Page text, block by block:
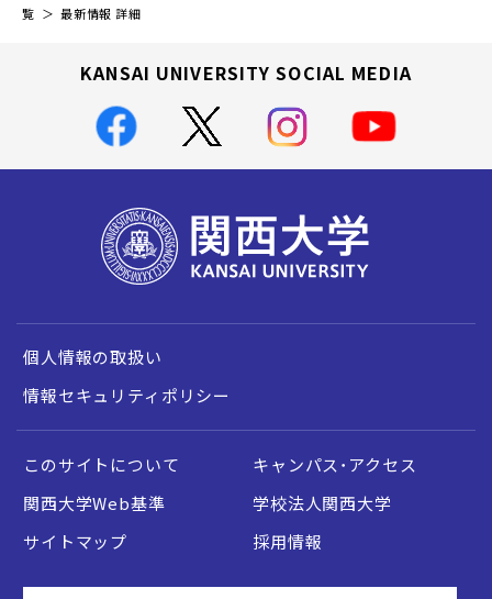
覧
最新情報 詳細
KANSAI UNIVERSITY SOCIAL MEDIA
個人情報の取扱い
情報セキュリティポリシー
このサイトについて
キャンパス・アクセス
関西大学Web基準
学校法人関西大学
サイトマップ
採用情報